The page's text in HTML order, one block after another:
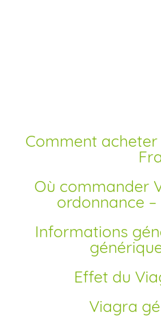
Comment acheter Viagra générique en
Où commander Viagra en ligne sans
ordonnance
Informations générales sur le Viagra
Effet du
Viagra